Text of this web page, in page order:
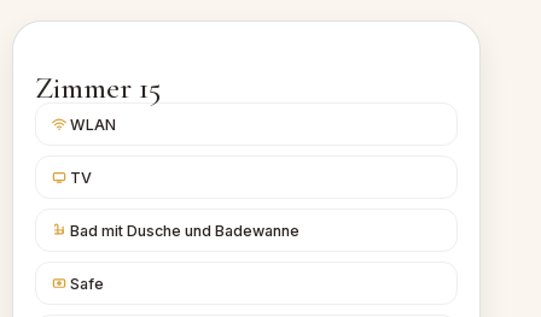
Zimmer 15
WLAN
TV
Bad mit Dusche und Badewanne
Safe